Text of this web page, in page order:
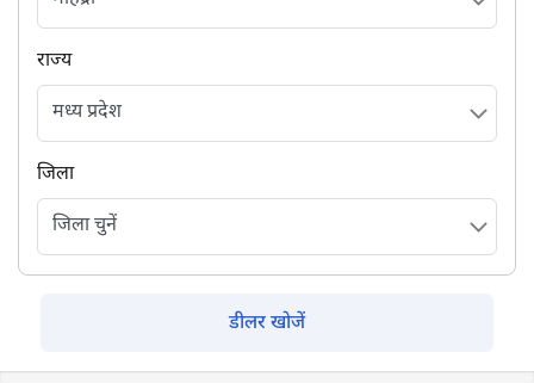
राज्य
जिला
डीलर खोजें